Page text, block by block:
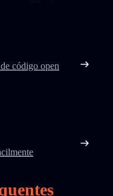
código open